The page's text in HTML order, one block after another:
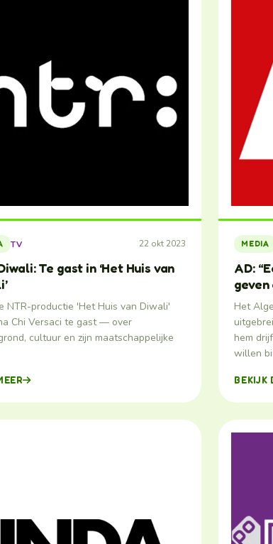
TV 22 okt 2023
Te gast in ‘Het Huis van
NTR-productie 'Het Huis van Diwali'
Chi Versaci te gast — over
cultuur en zijn maatschappelijke
MEDIA
AD:
Het
hem
willen
BEKIJK